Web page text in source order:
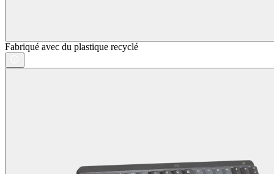
Fabriqué avec du plastique recyclé